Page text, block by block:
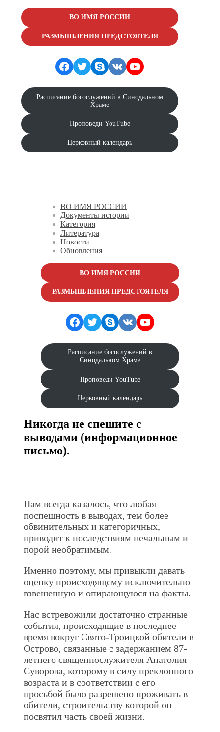
ВО ИМЯ РОССИИ
РАЗМЫШЛЕНИЯ ПРЕДСТОЯТЕЛЯ
Facebook
Twitter
Skype
VKYouTube
Расписание богослужений в Синодальном
Храме
Проповеди YouTube
Церковный календарь
ВО ИМЯ РОССИИ
Документы истории
Категория
Литература
Новости
Обновления
ВО ИМЯ РОССИИ
РАЗМЫШЛЕНИЯ ПРЕДСТОЯТЕЛЯ
Facebook
Twitter
Skype
VKYouTube
Расписание богослужений в
Синодальном Храме
Проповеди YouTube
Церковный календарь
Никогда не спешите с
выводами (информационное
письмо).
Нам всегда казалось, что любая
поспешность в выводах, тем более
обвинительных и категоричных,
приводит к последствиям печальным и
порой необратимым.
Именно поэтому, мы привыкли давать
оценку происходящему исключительно
взвешенную и опирающуюся на факты.
Нас встревожили достаточно странные
события, происходящие в последнее
время вокруг Свято-Троицкой обители в
Острово, связанные с задержанием 87-
летнего священнослужителя Анатолия
Суворова, которому в силу преклонного
возраста и в соответствии с его
просьбой было разрешено проживать в
обители, строительству которой он
посвятил часть своей жизни.